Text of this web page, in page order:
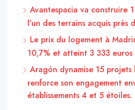
Avantespacia va construire
l’un des terrains acquis près
Le prix du logement à
10,7% et atteint 3 333 euros
Aragón dynamise 15
renforce son engagement
établissements 4 et 5 étoiles.